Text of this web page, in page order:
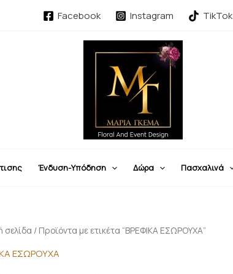
Facebook Instagram TikTok
Ένδυση-Υπόδηση Δώρα Πασχαλινά
σελίδα / Προϊόντα με ετικέτα “ΒΡΕΦΙΚΑ ΕΣΩΡΟΥΧΑ”
ΕΣΩΡΟΥΧΑ
by
latest